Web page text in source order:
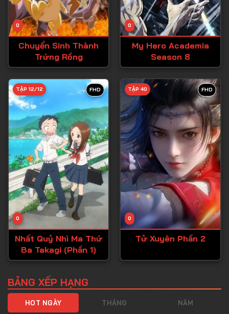
Tập 35
Tập 36
Tập 39
Tập 40
Tập 41
Tập 42
Tập 43
Tập 44
Tập 47
Tập 49
0
Chuyển Sinh Thành
Trứng Rồng
0
My Hero Academia
Season 8
FHD
0
TẬP 12/12
Nhất Quỷ Nhì Ma Thứ
Ba Takagi (Phần 1)
FHD
0
TẬP 40
Tử Xuyên Phần 2
BẢNG XẾP HẠNG
HOT NGÀY THÁNG NĂM